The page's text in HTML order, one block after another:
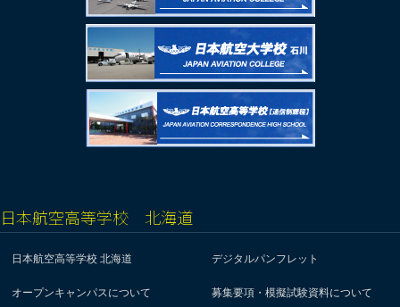
日本航空高等学校 北海道
日本航空高等学校 北海道 デジタルパンフレット
オープンキャンパスについて 募集要項・模擬試験資料について